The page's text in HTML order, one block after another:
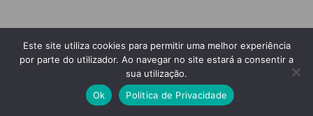
Este site utiliza cookies para permitir uma melhor experiência
por parte do utilizador. Ao navegar no site estará a consentir a
sua utilização.
Ok
Politica de Privacidade